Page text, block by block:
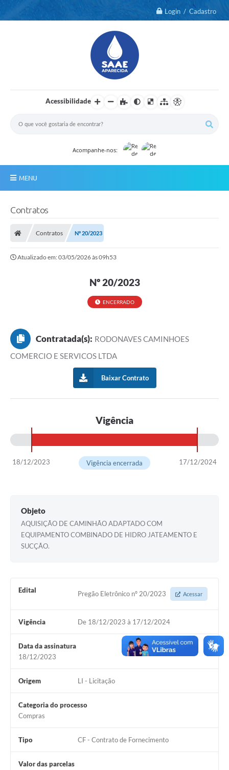
Login / Cadastro
Acessibilidade
Acompanhe-nos:
MENU
Tarifa de água
Contas Públicas
Recomendações e Avisos em Geral
Setores
Obras
Agenda
Contratos
Contratos Nº 20/2023
Atualizado em: 03/05/2026 às 09h53
Nº 20/2023
ENCERRADO
Contratada(s): RODONAVES CAMINHOES
COMERCIO E SERVICOS LTDA
Baixar Contrato
Vigência
18/12/2023 17/12/2024
Vigência encerrada
Objeto
AQUISIÇÃO DE CAMINHÃO ADAPTADO COM
EQUIPAMENTO COMBINADO DE HIDRO JATEAMENTO E
SUCÇÃO.
Edital Pregão Eletrônico nº 20/2023 Acessar
Vigência De 18/12/2023 à 17/12/2024
Data da assinatura
18/12/2023
Origem LI - Licitação
Categoria do processo
Compras
Tipo CF - Contrato de Fornecimento
Valor das parcelas